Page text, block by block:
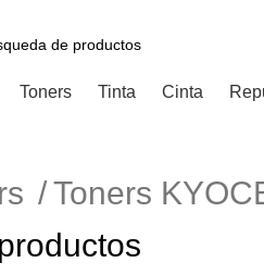
Toners Tinta Cinta
Toners